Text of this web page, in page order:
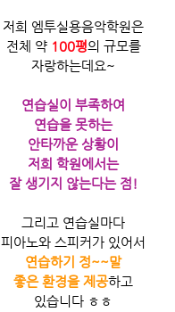
저희 엠투실용음악학원은
전체 약 100평의 규모를
자랑하는데요~
연습실이 부족하여
연습을 못하는
안타까운 상황이
저희 학원에서는
잘 생기지 않는다는 점!
그리고 연습실마다
피아노와 스피커가 있어서
연습하기 정~~말
좋은 환경을 제공하고
있습니다 ㅎㅎ